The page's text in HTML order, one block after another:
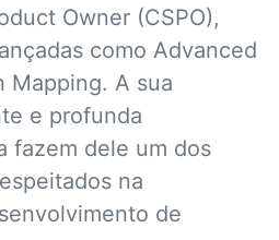
Owner (CSPO),
como Advanced
Mapping. A sua
e profunda
fazem dele um dos
na
de